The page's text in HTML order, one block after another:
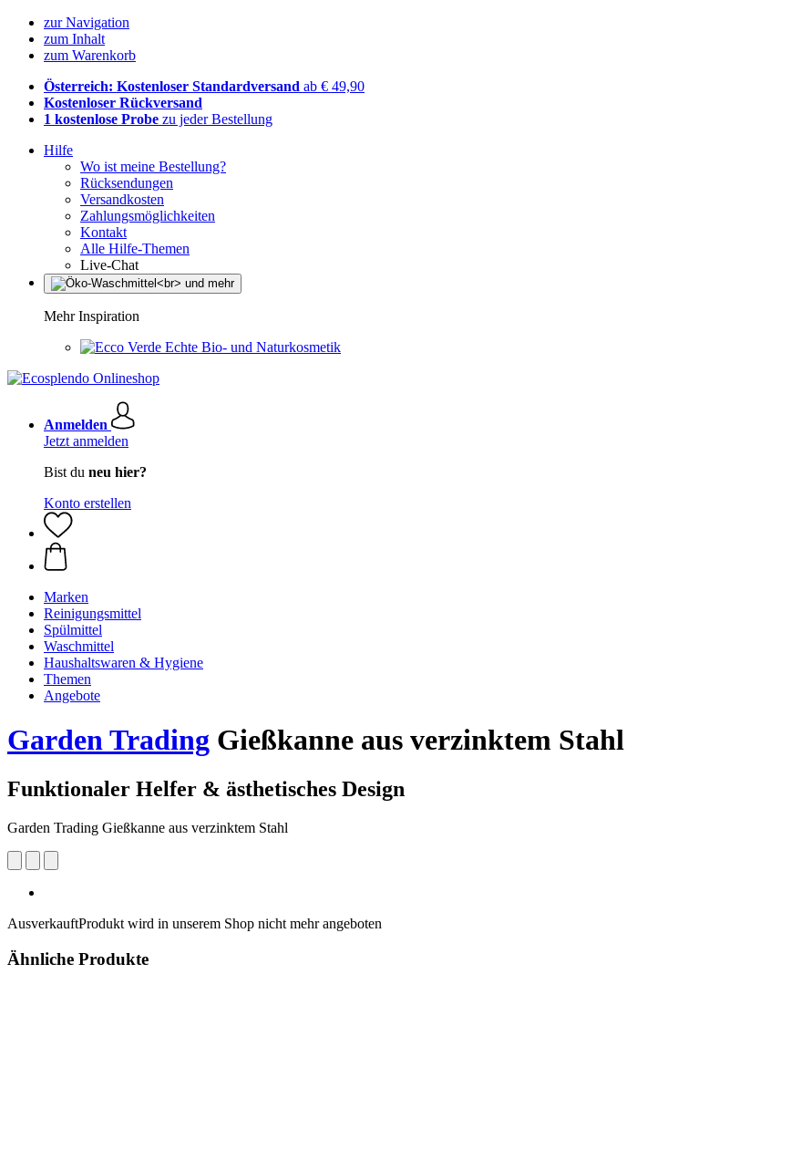
zur Navigation
zum Inhalt
zum Warenkorb
Österreich: Kostenloser Standardversand ab € 49,90
Kostenloser Rückversand
1 kostenlose Probe zu jeder Bestellung
Hilfe
Wo ist meine Bestellung?
Rücksendungen
Versandkosten
Zahlungsmöglichkeiten
Kontakt
Alle Hilfe-Themen
Live-Chat
Mehr Inspiration
Echte Bio- und Naturkosmetik
Anmelden
Jetzt anmelden
Bist du neu hier?
Konto erstellen
Marken
Reinigungsmittel
Spülmittel
Waschmittel
Haushaltswaren & Hygiene
Themen
Angebote
Garden Trading Gießkanne aus verzinktem Stahl
Funktionaler Helfer & ästhetisches Design
Garden Trading Gießkanne aus verzinktem Stahl
AusverkauftProdukt wird in unserem Shop nicht mehr angeboten
Ähnliche Produkte